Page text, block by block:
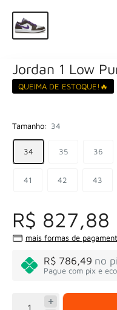
Jordan 1 Low
QUEIMA DE ESTOQUE!🔥
Tamanho: 34
34 35 36
41 42 43
R$ 827,88
mais formas de
R$ 786,49 no
Pague com pix e